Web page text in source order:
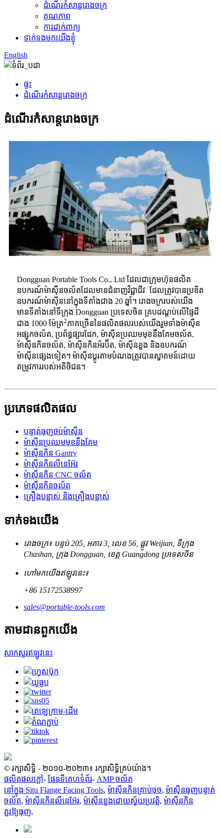
ដំណើរកំសាន្តរោងចក្រ
គុណភាព
ការដាក់ពាក្យ
ទាក់ទងមកយើងខ្ញុំ
English
ផ្ទះ
ដំណើរកំសាន្តរោងចក្រ
ដំណើរកំសាន្តរោងចក្រ
Dongguan Portable Tools Co., Ltd ដែលជាក្រុមហ៊ុនផលិត
ឧបករណ៍ម៉ាស៊ីនចល័តដែលមានជំនាញវិជ្ជាជីវៈ ដែលត្រូវបានប្រឌិត
ឧបករណ៍ម៉ាស៊ីននៅក្នុងទីតាំងជាង 20 ឆ្នាំ។ រោងចក្ររបស់យើង
មានទីតាំងនៅទីក្រុង Dongguan ប្រទេសចិន គ្របដណ្តប់លើផ្ទៃដី
ជាង 1000 ម៉ែត្រ2ភាគច្រើននៃផលិតផលរបស់យើងរួមទាំងម៉ាស៊ីន
អផ្សុកចល័ត, ប្រព័ន្ធផ្សារដែក, ម៉ាស៊ីនប្រឈមមុខនឹងគែមចល័ត,
ម៉ាស៊ីនកិនចល័ត, ម៉ាស៊ីនកិនអ័រប៊ីត, ម៉ាស៊ីនខួង និងឧបករណ៍
ម៉ាស៊ីនផ្សេងទៀត។ ម៉ាស៊ីនប្ដូរតាមបំណងត្រូវបានស្វាគមន៍ដោយ
តម្រូវការរបស់អតិថិជន។
ប្រភេទផលិតផល
បន្ទាត់ធុញថប់ម៉ាស៊ីន
ម៉ាស៊ីនប្រឈមមុខនឹងគែម
ម៉ាស៊ីនកិន Gantry
ម៉ាស៊ីនកិនលីនេអ៊ែរ
ម៉ាស៊ីនកិន CNC ចល័ត
ម៉ាស៊ីនកិនចល័ត
គ្រឿងបន្លាស់ និងគ្រឿងបន្លាស់
ទាក់ទង​យើង
រោងចក្រ៖ បន្ទប់ 205, អគារ 3, លេខ 56, ផ្លូវ Weijian, ទីក្រុង
Chashan, ក្រុង Dongguan, ខេត្ត Guangdong ប្រទេសចិន
ហៅមកយើងឥឡូវនេះ៖
+86 15172538997
sales@portable-tools.com
តាមដានពួកយើង
សាកសួរឥឡូវនេះ
© រក្សាសិទ្ធិ - ២០១០-២០២៣៖ រក្សាសិទ្ធិគ្រប់យ៉ាង។
ផលិតផលក្តៅ- ផែនទីគេហទំព័រ- AMP ចល័ត
នៅក្នុង Situ Flange Facing Tools, ម៉ាស៊ីនកិនគ្រាប់ចុច, ម៉ាស៊ីនធុញបន្ទាត់
ចល័ត, ម៉ាស៊ីនកិនលីនេអ៊ែរ, ម៉ាស៊ីនខួងដោយស្វ័យប្រវត្តិ, ម៉ាស៊ីនកិន
គួរឱ្យធុញ,